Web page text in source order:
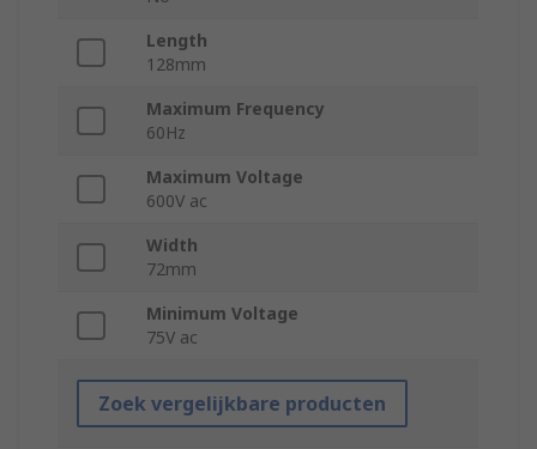
Length
128mm
Maximum Frequency
60Hz
Maximum Voltage
600V ac
Width
72mm
Minimum Voltage
75V ac
Zoek vergelijkbare producten